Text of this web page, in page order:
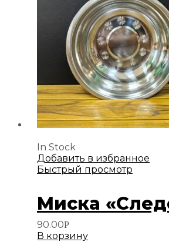
In Stock
Добавить в избранное
Быстрый просмотр
Миска
90.00Р
В корзину